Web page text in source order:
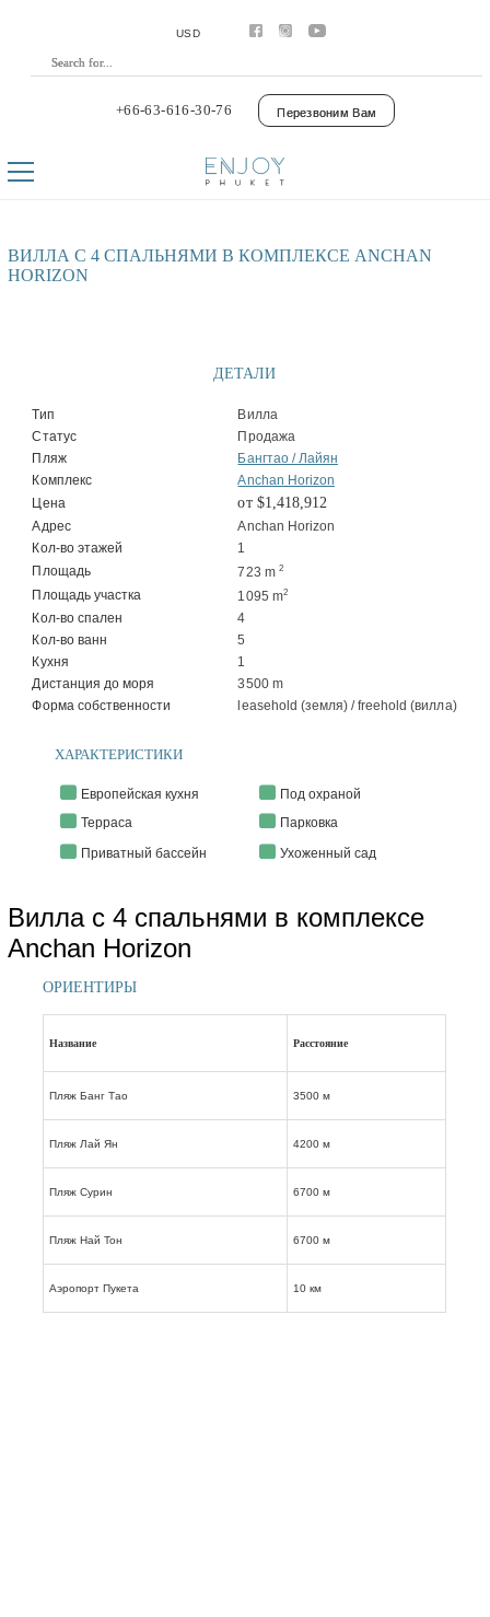
Премиум виллы
Botanica Luxury Villas Phuket
Управление
Контакты
USD
+66-63-616-30-76 Перезвоним Вам
ВИЛЛА С 4 СПАЛЬНЯМИ В КОМПЛЕКСЕ ANCHAN
HORIZON
ДЕТАЛИ
Тип
Вилла
Статус
Продажа
Пляж
Бангтао / Лайян
Комплекс
Anchan Horizon
Цена
от $1,418,912
Адрес
Anchan Horizon
Кол-во этажей
1
Площадь
723 m 2
Площадь участка 1095 m2
Кол-во спален
4
Кол-во ванн
5
Кухня
1
Дистанция до моря
3500 m
Форма собственности
leasehold (земля) / freehold (вилла)
ХАРАКТЕРИСТИКИ
Европейская кухня
Терраса
Под охраной
Парковка
Приватный бассейн
Ухоженный сад
Вилла с 4 спальнями в комплексе
Anchan Horizon
ОРИЕНТИРЫ
Название Расстояние
Пляж Банг Тао 3500 м
Пляж Лай Ян 4200 м
Пляж Сурин 6700 м
Пляж Най Тон 6700 м
Аэропорт Пукета 10 км